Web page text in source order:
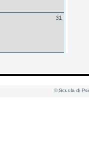
31
© Scuola di